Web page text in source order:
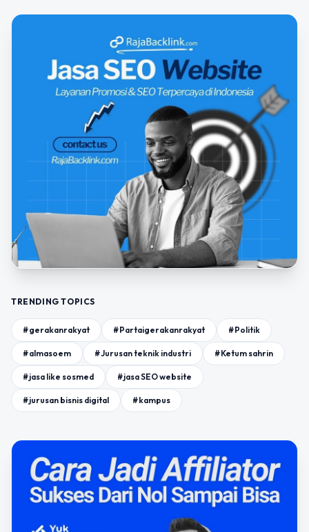
TRENDING TOPICS
#gerakanrakyat #Partaigerakanrakyat #Politik
#almasoem #Jurusan teknik industri #Ketum sahrin
#jasa like sosmed #jasa SEO website
#jurusan bisnis digital #kampus